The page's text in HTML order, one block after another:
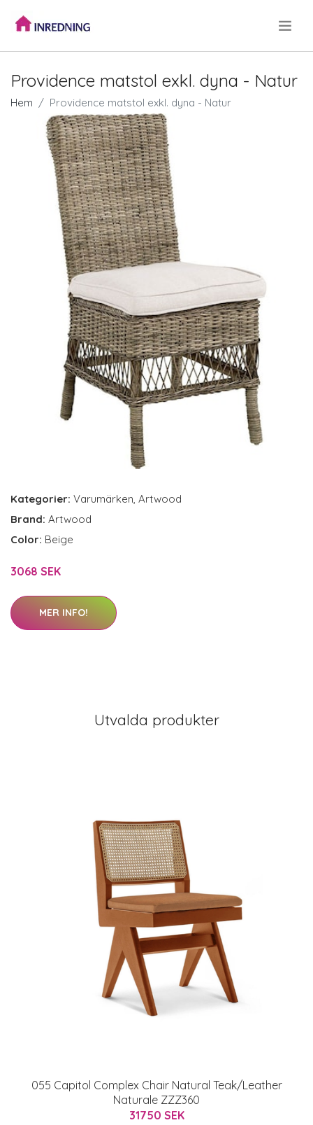
Providence matstol exkl. dyna - Natur
Hem Providence matstol exkl. dyna - Natur
Kategorier: Varumärken, Artwood
Brand: Artwood
Color: Beige
3068 SEK
MER INFO!
Utvalda produkter
055 Capitol Complex Chair Natural Teak/Leather
Naturale ZZZ360
31750 SEK